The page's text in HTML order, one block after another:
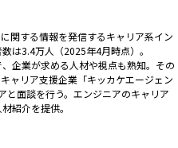
関する情報を発信するキャリア系イン
は3.4万人（2025年4月時点）。
企業が求める人材や視点も熟知。その
ャリア支援企業「キッカケエージェン
と面談を行う。エンジニアのキャリア
紹介を提供。